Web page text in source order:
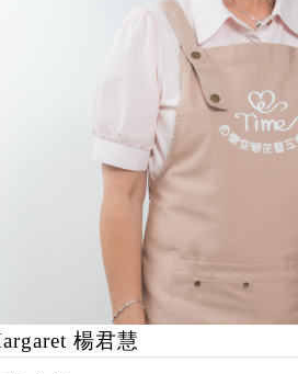
楊君慧